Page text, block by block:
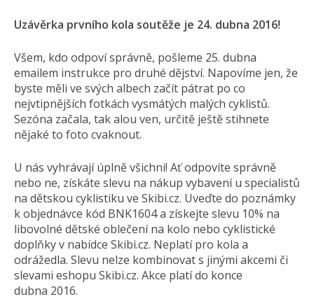
Uzávěrka prvního kola soutěže je 24. dubna 2016!
Všem, kdo odpoví správně, pošleme 25. dubna
emailem instrukce pro druhé dějství. Napovíme jen, že
byste měli ve svých albech začít pátrat po co
nejvtipnějších fotkách vysmátých malých cyklistů.
Sezóna začala, tak alou ven, určitě ještě stihnete
nějaké to foto cvaknout.
U nás vyhrávají úplně všichni! Ať odpovíte správně
nebo ne, získáte slevu na nákup vybavení u specialistů
na dětskou cyklistiku ve Skibi.cz. Uveďte do poznámky
k objednávce kód BNK1604 a získejte slevu 10% na
libovolné dětské oblečení na kolo nebo cyklistické
doplňky v nabídce Skibi.cz. Neplatí pro kola a
odrážedla. Slevu nelze kombinovat s jinými akcemi či
slevami eshopu Skibi.cz. Akce platí do konce
dubna 2016.